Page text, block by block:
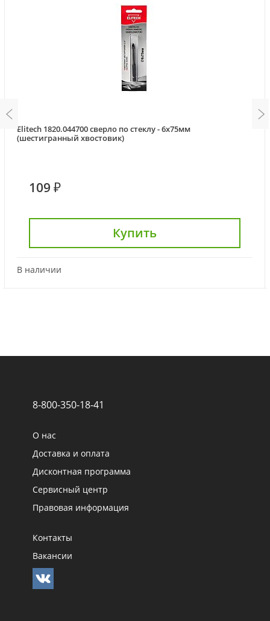
Elitech 1820.044700 сверло по стеклу - 6x75мм
(шестигранный хвостовик)
109 ₽
Купить
В наличии
8-800-350-18-41
О нас
Доставка и оплата
Дисконтная программа
Сервисный центр
Правовая информация
Контакты
Вакансии